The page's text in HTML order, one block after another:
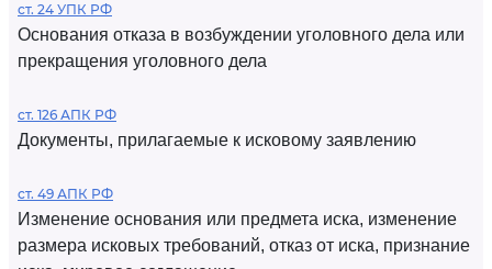
ст. 24 УПК РФ
Основания отказа в возбуждении уголовного дела или
прекращения уголовного дела
ст. 126 АПК РФ
Документы, прилагаемые к исковому заявлению
ст. 49 АПК РФ
Изменение основания или предмета иска, изменение
размера исковых требований, отказ от иска, признание